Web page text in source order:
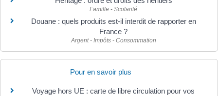
Famille - Scolarité
Douane : quels produits est-il interdit de rapporter en
France ?
Argent - Impôts - Consommation
Pour en savoir plus
Voyage hors UE : carte de libre circulation pour vos